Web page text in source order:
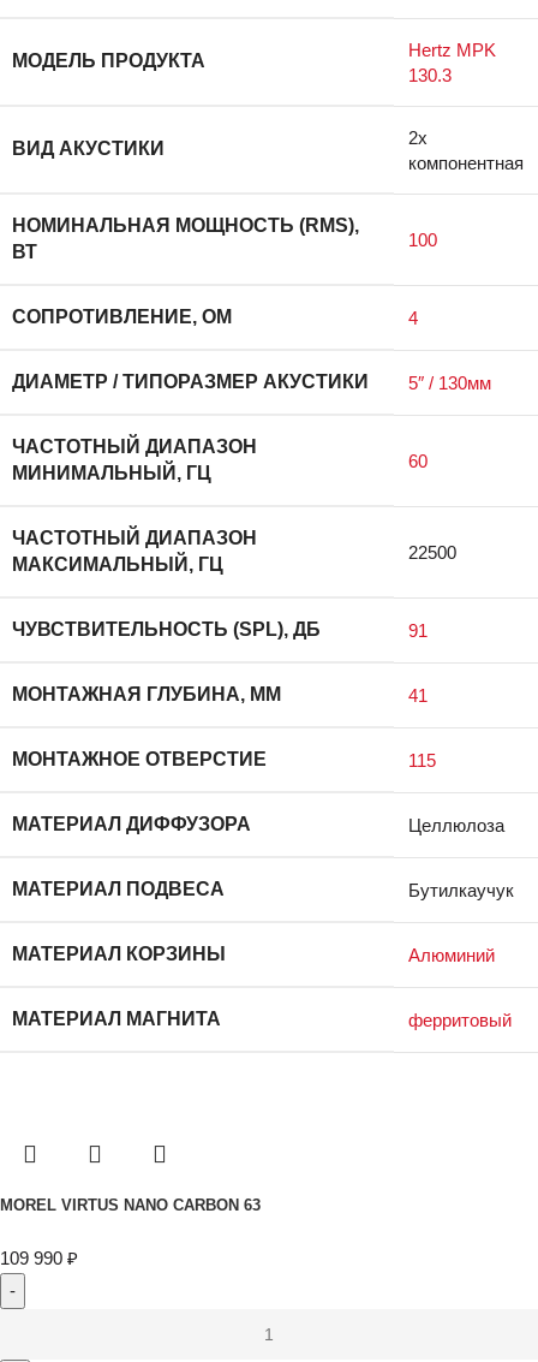
МОДЕЛЬ ПРОДУКТА
Hertz MPK
130.3
ВИД АКУСТИКИ
2х
компонентная
НОМИНАЛЬНАЯ МОЩНОСТЬ (RMS),
ВТ
100
СОПРОТИВЛЕНИЕ, ОМ 4
ДИАМЕТР / ТИПОРАЗМЕР АКУСТИКИ 5″ / 130мм
ЧАСТОТНЫЙ ДИАПАЗОН
МИНИМАЛЬНЫЙ, ГЦ
60
ЧАСТОТНЫЙ ДИАПАЗОН
МАКСИМАЛЬНЫЙ, ГЦ
22500
ЧУВСТВИТЕЛЬНОСТЬ (SPL), ДБ 91
МОНТАЖНАЯ ГЛУБИНА, ММ 41
МОНТАЖНОЕ ОТВЕРСТИЕ 115
МАТЕРИАЛ ДИФФУЗОРА Целлюлоза
МАТЕРИАЛ ПОДВЕСА Бутилкаучук
МАТЕРИАЛ КОРЗИНЫ Алюминий
МАТЕРИАЛ МАГНИТА ферритовый
MOREL VIRTUS NANO CARBON 63
109 990 ₽